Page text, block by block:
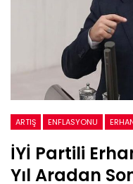
ARTIŞ ENFLASYONU
İYİ Partili
Yıl Aradan